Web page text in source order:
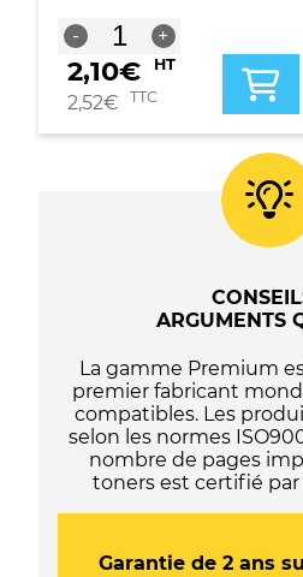
-
quantité
de
Cartouche
compatible
T1291
+
2,10€ HT
2,52€ TTC
ARGUMENTS
La gamme Premium
premier fabricant
compatibles. Les
selon les normes
nombre de pages
toners est certifié par
Garantie de 2 ans